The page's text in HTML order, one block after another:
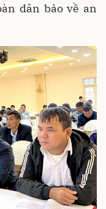
dân bảo về an